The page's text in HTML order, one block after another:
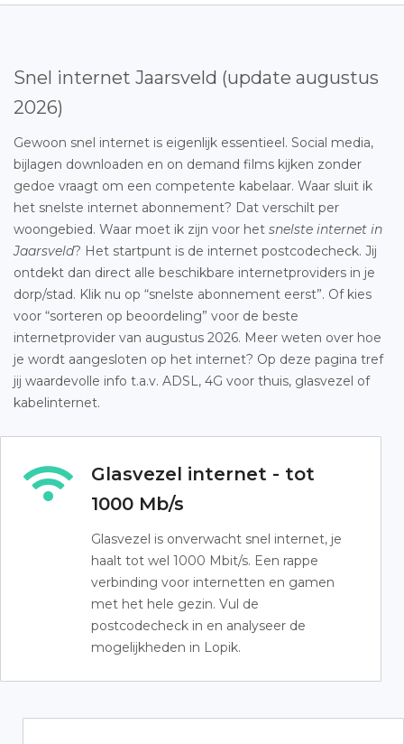
Snel internet Jaarsveld (update augustus
2026)
Gewoon snel internet is eigenlijk essentieel. Social media,
bijlagen downloaden en on demand films kijken zonder
gedoe vraagt om een competente kabelaar. Waar sluit ik
het snelste internet abonnement? Dat verschilt per
woongebied. Waar moet ik zijn voor het snelste internet in
Jaarsveld? Het startpunt is de internet postcodecheck. Jij
ontdekt dan direct alle beschikbare internetproviders in je
dorp/stad. Klik nu op “snelste abonnement eerst”. Of kies
voor “sorteren op beoordeling” voor de beste
internetprovider van augustus 2026. Meer weten over hoe
je wordt aangesloten op het internet? Op deze pagina tref
jij waardevolle info t.a.v. ADSL, 4G voor thuis, glasvezel of
kabelinternet.
Glasvezel internet - tot
1000 Mb/s
Glasvezel is onverwacht snel internet, je
haalt tot wel 1000 Mbit/s. Een rappe
verbinding voor internetten en gamen
met het hele gezin. Vul de
postcodecheck in en analyseer de
mogelijkheden in Lopik.